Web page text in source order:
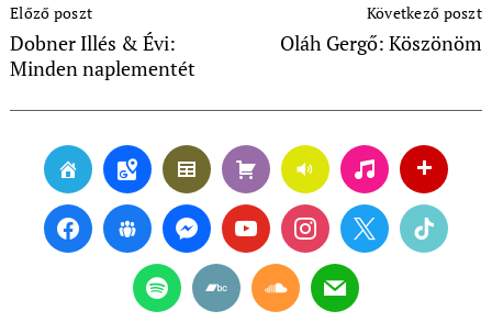
Navigation
Előző poszt
Dobner Illés & Évi:
Minden naplementét
Következő poszt
Oláh Gergő: Köszönöm